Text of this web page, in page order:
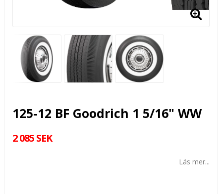
125-12 BF Goodrich 1 5/16" WW
2 085 SEK
Läs mer...